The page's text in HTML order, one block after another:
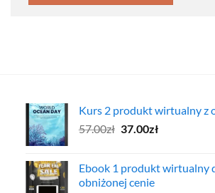
Kurs 2 produkt wirtualny z
57.00zł Pierwotna
57.00zł.
37.00złAktualna
37.00zł.
Ebook 1 produkt wirtualny
obniżonej cenie